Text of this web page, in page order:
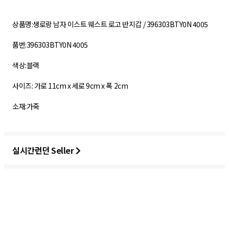
상품명:생로랑 남자 이스트 웨스트 로고 반지갑 / 396303BTY0N 4005
품번:396303BTY0N 4005
색상:블랙
사이즈: 가로 11cm x 세로 9cm x 폭 2cm
소재:가죽
실시간런던 Seller